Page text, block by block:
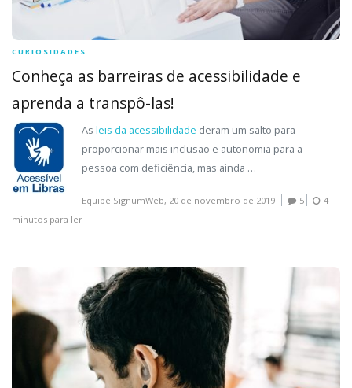
CURIOSIDADES
Conheça as barreiras de acessibilidade e
aprenda a transpô-las!
Asleis da acessibilidade deram um salto para
proporcionar mais inclusão e autonomia para a
pessoa com deficiência, mas ainda …
Equipe SignumWeb, 20 de novembro de 2019 5
4
minutos para ler